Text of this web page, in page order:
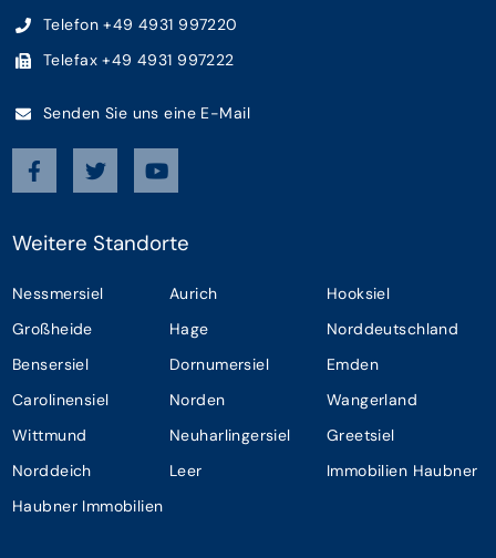
Telefon +49 4931 997220
Telefax +49 4931 997222
Senden Sie uns eine E-Mail
Weitere Standorte
Nessmersiel Aurich
Hooksiel
Großheide
Hage
Norddeutschland
Bensersiel
Dornumersiel
Emden
Carolinensiel
Norden
Wangerland
Wittmund
Neuharlingersiel
Greetsiel
Norddeich
Leer
Immobilien Haubner
Haubner Immobilien